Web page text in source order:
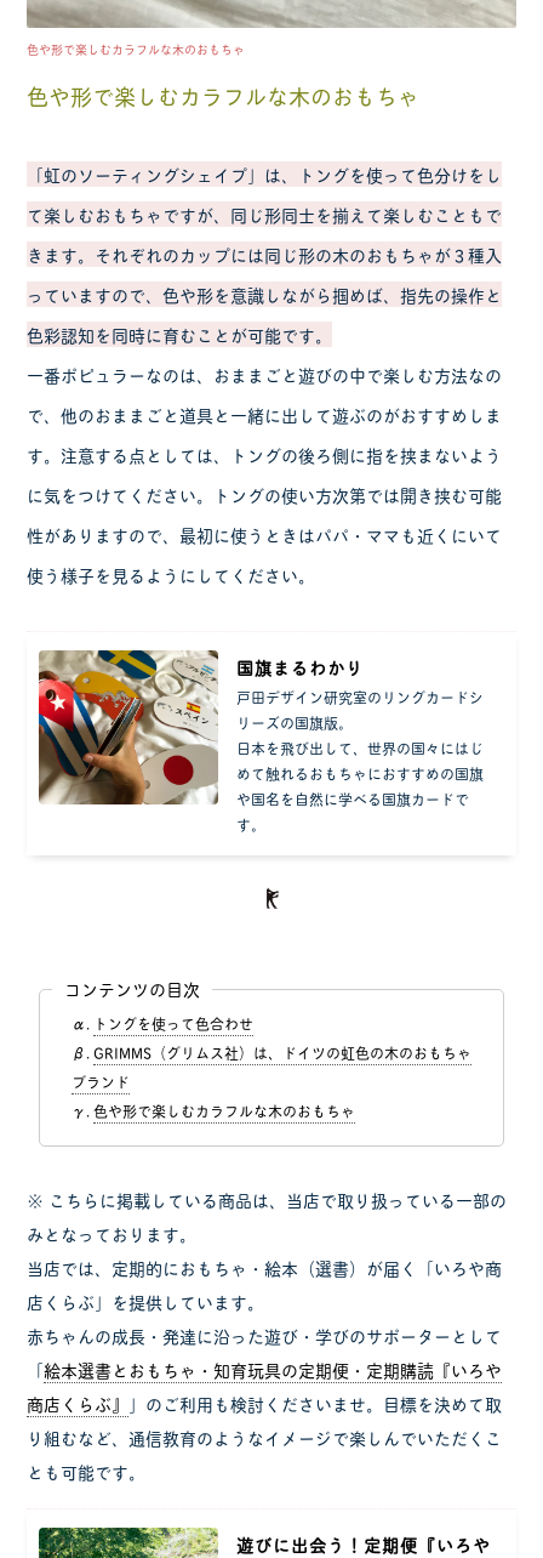
色や形で楽しむカラフルな木のおもちゃ
色や形で楽しむカラフルな木のおもちゃ
「虹のソーティングシェイプ」は、トングを使って色分けをし
て楽しむおもちゃですが、同じ形同士を揃えて楽しむこともで
きます。それぞれのカップには同じ形の木のおもちゃが３種入
っていますので、色や形を意識しながら掴めば、指先の操作と
色彩認知を同時に育むことが可能です。
一番ポピュラーなのは、おままごと遊びの中で楽しむ方法なの
で、他のおままごと道具と一緒に出して遊ぶのがおすすめしま
す。注意する点としては、トングの後ろ側に指を挟まないよう
に気をつけてください。トングの使い方次第では開き挟む可能
性がありますので、最初に使うときはパパ・ママも近くにいて
使う様子を見るようにしてください。
国旗まるわかり
戸田デザイン研究室のリングカードシ
リーズの国旗版。
日本を飛び出して、世界の国々にはじ
めて触れるおもちゃにおすすめの国旗
や国名を自然に学べる国旗カードで
す。
コンテンツの目次
トングを使って色合わせ
GRIMMS（グリムス社）は、ドイツの虹色の木のおもちゃ
ブランド
色や形で楽しむカラフルな木のおもちゃ
※ こちらに掲載している商品は、当店で取り扱っている一部の
みとなっております。
当店では、定期的におもちゃ・絵本（選書）が届く「いろや商
店くらぶ」を提供しています。
赤ちゃんの成長・発達に沿った遊び・学びのサポーターとして
「絵本選書とおもちゃ・知育玩具の定期便・定期購読『いろや
商店くらぶ』 」のご利用も検討くださいませ。目標を決めて取
り組むなど、通信教育のようなイメージで楽しんでいただくこ
とも可能です。
遊びに出会う！定期便『いろや